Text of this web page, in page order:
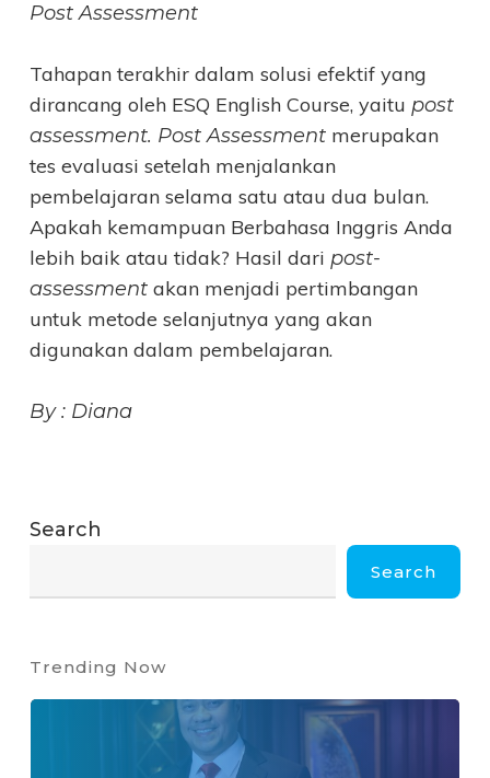
Post Assessment
Tahapan terakhir dalam solusi efektif yang
dirancang oleh ESQ English Course, yaitu post
assessment. Post Assessment merupakan
tes evaluasi setelah menjalankan
pembelajaran selama satu atau dua bulan.
Apakah kemampuan Berbahasa Inggris Anda
lebih baik atau tidak? Hasil dari post-
assessmentakan menjadi pertimbangan
untuk metode selanjutnya yang akan
digunakan dalam pembelajaran.
By : Diana
Search
Search
Trending Now